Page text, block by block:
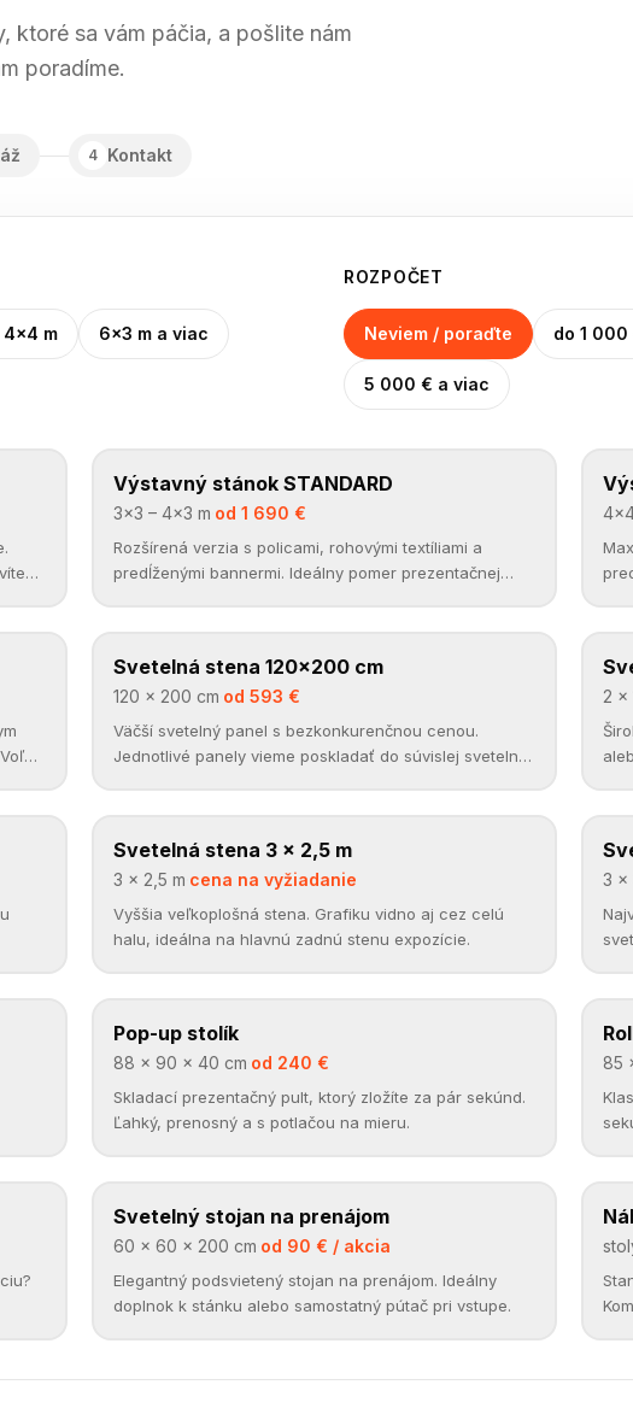
ktoré sa vám páčia, a pošlite nám
poradíme.
4 Kontakt
4×4 m 6×3 m a viac
ROZPOČET
Neviem / poraďte do 1 000
5 000 € a viac
VÝSTAVNÉ STÁNKY
Výstavný stánok STANDARD
3×3 – 4×3 m od 1 690 €
Rozšírená verzia s policami, rohovými textíliami a
predĺženými bannermi. Ideálny pomer prezentačnej
SVETELNÉ STENY
Svetelná stena 120×200 cm
120 × 200 cm od 593 €
Väčší svetelný panel s bezkonkurenčnou cenou.
Jednotlivé panely vieme poskladať do súvislej svetelnej
2 ×
SVETELNÉ STENY
Svetelná stena 3 × 2,5 m
3 × 2,5 m cena na vyžiadanie
Vyššia veľkoplošná stena. Grafiku vidno aj cez celú
halu, ideálna na hlavnú zadnú stenu expozície.
3 ×
DOPLNKY
Pop-up stolík
88 × 90 × 40 cm od 240 €
Skladací prezentačný pult, ktorý zložíte za pár sekúnd.
Ľahký, prenosný a s potlačou na mieru.
85
PRENÁJOM
Svetelný stojan na prenájom
60 × 60 × 200 cm od 90 € / akcia
Elegantný podsvietený stojan na prenájom. Ideálny
doplnok k stánku alebo samostatný pútač pri vstupe.